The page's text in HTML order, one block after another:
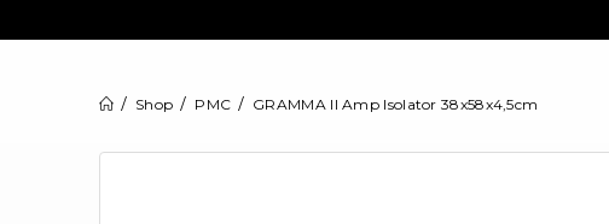
Shop PMC GRAMMA II Amp Isolator 38x58x4,5cm